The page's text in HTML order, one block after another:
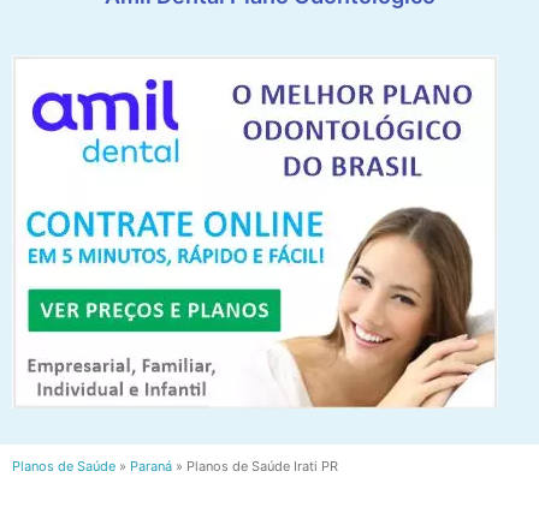
Planos de Saúde » Paraná » Planos de Saúde Irati PR